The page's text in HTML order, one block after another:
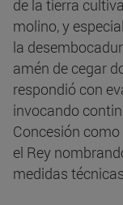
de la tierra
molino, y
la
amén de cegar
respondió con
invocando
Concesión como
el Rey
medidas